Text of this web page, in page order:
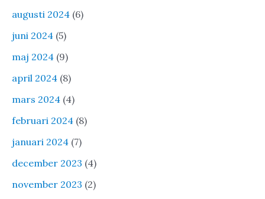
augusti 2024 (6)
juni 2024 (5)
maj 2024 (9)
april 2024 (8)
mars 2024 (4)
februari 2024 (8)
januari 2024 (7)
december 2023 (4)
november 2023 (2)